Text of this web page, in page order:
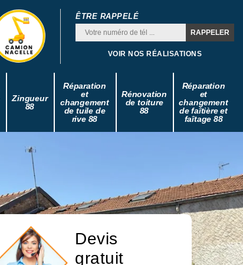
ÊTRE RAPPELÉ
VOIR NOS RÉALISATIONS
Zingueur
88
Réparation
et
changement
de tuile de
rive 88
Rénovation
de toiture
88
Réparation
et
changement
de faîtière et
faîtage 88
Devis
gratuit